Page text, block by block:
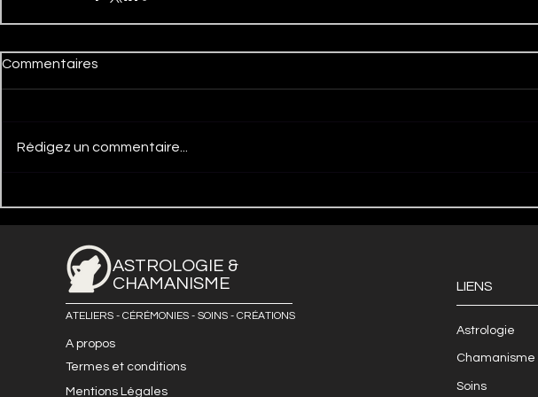
Commentaires
Rédigez un commentaire...
ASTROLOGIE &
CHAMANISME
ATELIERS - CÉRÉMONIES - SOINS - CRÉATIONS
A propos
Termes et conditions
Mentions Légales
LIENS
Astrologie
Chamanisme
Soins